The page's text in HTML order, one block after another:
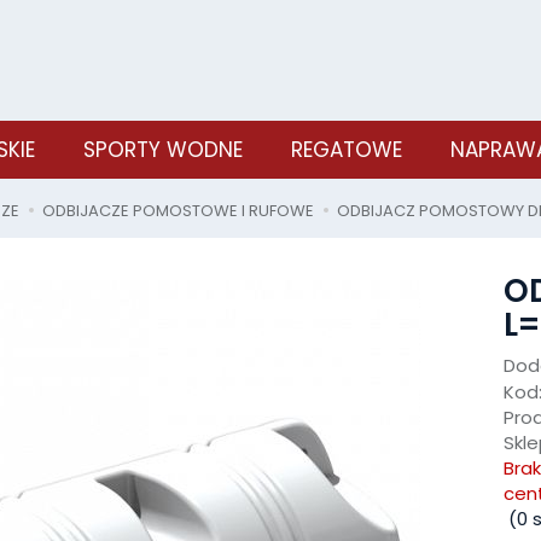
SPORTY WODNE REGATOWE
ODBIJACZE POMOSTOWE I RUFOWE ODBIJACZ POMOSTOWY
Kod:
(0